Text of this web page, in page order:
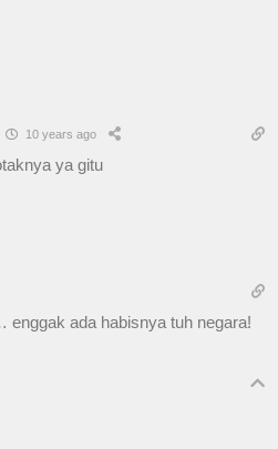
10 years ago
ya gitu
ada habisnya tuh negara!